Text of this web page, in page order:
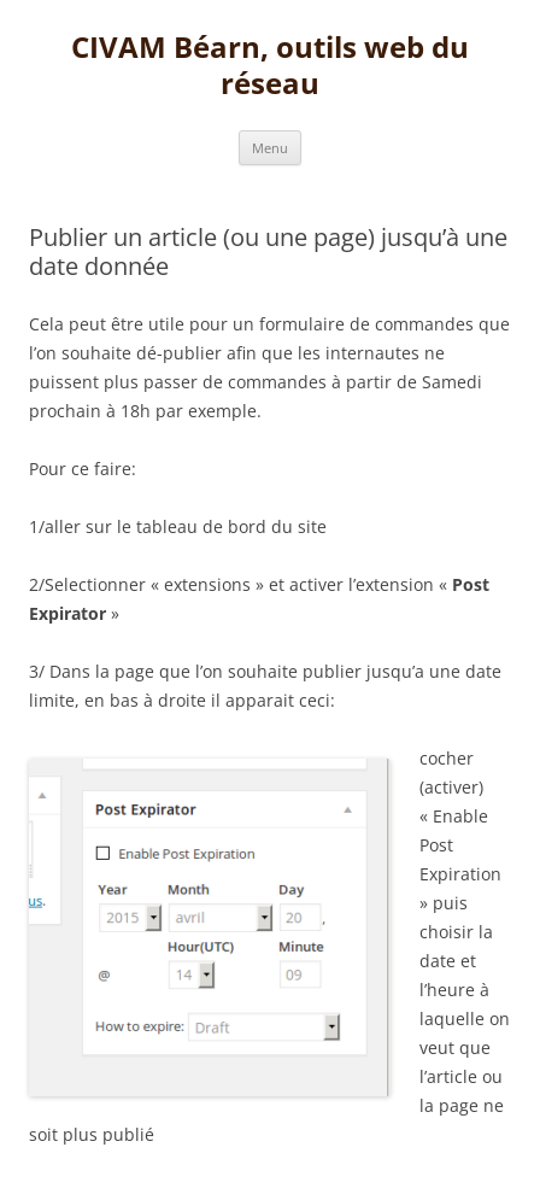
contenuCIVAM Béarn, outils web du
réseau
Menu
Publier un article (ou une page) jusqu’à une
date donnée
Cela peut être utile pour un formulaire de commandes que
l’on souhaite dé-publier afin que les internautes ne
puissent plus passer de commandes à partir de Samedi
prochain à 18h par exemple.
Pour ce faire:
1/aller sur le tableau de bord du site
2/Selectionner « extensions » et activer l’extension « Post
Expirator »
3/ Dans la page que l’on souhaite publier jusqu’a une date
limite, en bas à droite il apparait ceci:
cocher
(activer)
« Enable
Post
Expiration
» puis
choisir la
date et
l’heure à
laquelle on
veut que
l’article ou
la page ne
soit plus publié